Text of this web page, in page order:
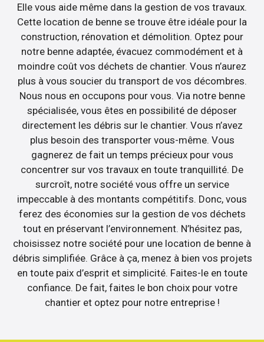
Elle vous aide même dans la gestion de vos travaux.
Cette location de benne se trouve être idéale pour la
construction, rénovation et démolition. Optez pour
notre benne adaptée, évacuez commodément et à
moindre coût vos déchets de chantier. Vous n’aurez
plus à vous soucier du transport de vos décombres.
Nous nous en occupons pour vous. Via notre benne
spécialisée, vous êtes en possibilité de déposer
directement les débris sur le chantier. Vous n’avez
plus besoin des transporter vous-même. Vous
gagnerez de fait un temps précieux pour vous
concentrer sur vos travaux en toute tranquillité. De
surcroît, notre société vous offre un service
impeccable à des montants compétitifs. Donc, vous
ferez des économies sur la gestion de vos déchets
tout en préservant l’environnement. N’hésitez pas,
choisissez notre société pour une location de benne à
débris simplifiée. Grâce à ça, menez à bien vos projets
en toute paix d’esprit et simplicité. Faites-le en toute
confiance. De fait, faites le bon choix pour votre
chantier et optez pour notre entreprise !